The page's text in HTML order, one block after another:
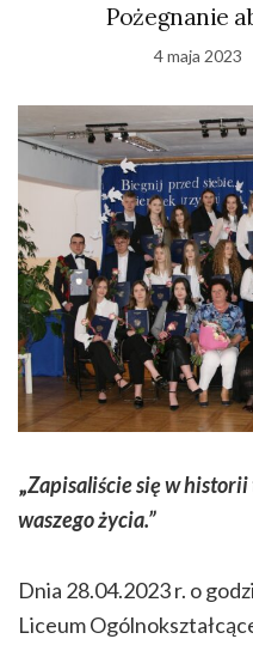
Pożegnanie
4 maja 2023
„Zapisaliście się w historii
waszego życia.”
Dnia 28.04.2023 r. o
Liceum